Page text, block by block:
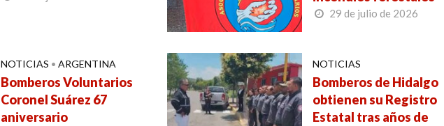
29 de julio de 2026
NOTICIAS • ARGENTINA
Bomberos Voluntarios
Coronel Suárez 67
aniversario
NOTICIAS
Bomberos de Hidalgo
obtienen su Registro
Estatal tras años de